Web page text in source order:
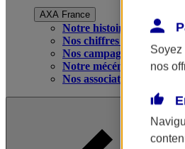
AXA France
Notre histoire
Nos chiffres clés
Nos campagnes
Notre mécénat
Nos associations
Soyez
nos